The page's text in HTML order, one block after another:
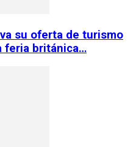
su oferta de turismo
feria británica…